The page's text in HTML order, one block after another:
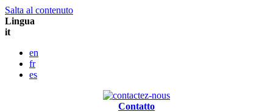
Salta al contenuto
Lingua
it
en
fr
es
Contatto